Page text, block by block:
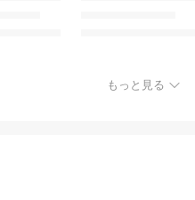
もっと見る